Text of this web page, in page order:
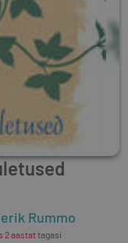
Rummo
2 aastattagasi